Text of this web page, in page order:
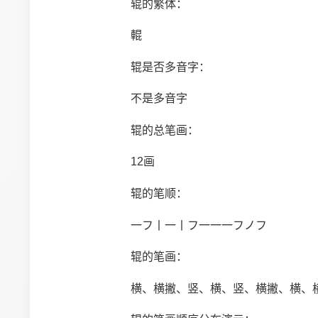
辊的繁体：
輥
辊是否多音字：
不是多音字
辊的总笔画：
12画
辊的笔顺：
一フ丨一丨フ一一一フノフ
辊的笔画：
横、横撇、竖、横、竖、横撇、横、